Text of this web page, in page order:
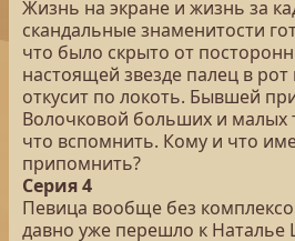
Жизнь на экране и жизнь за
скандальные знаменитости
что было скрыто от
настоящей звезде палец в
откусит по локоть. Бывшей
Волочковой больших и малых
что вспомнить. Кому и что
припомнить?
Серия 4
Певица вообще без
давно уже перешло к